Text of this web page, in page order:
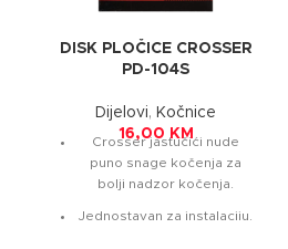
DISK PLOČICE CROSSER
PD-104S
Dijelovi, Kočnice
16,00 KM
Crosser jastučići nude
puno snage kočenja za
bolji nadzor kočenja.
Jednostavan za instalaciju.